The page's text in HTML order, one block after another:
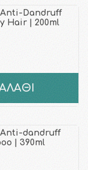
Anti-Dandruff
Hair | 200ml
Anti-dandruff
| 390ml